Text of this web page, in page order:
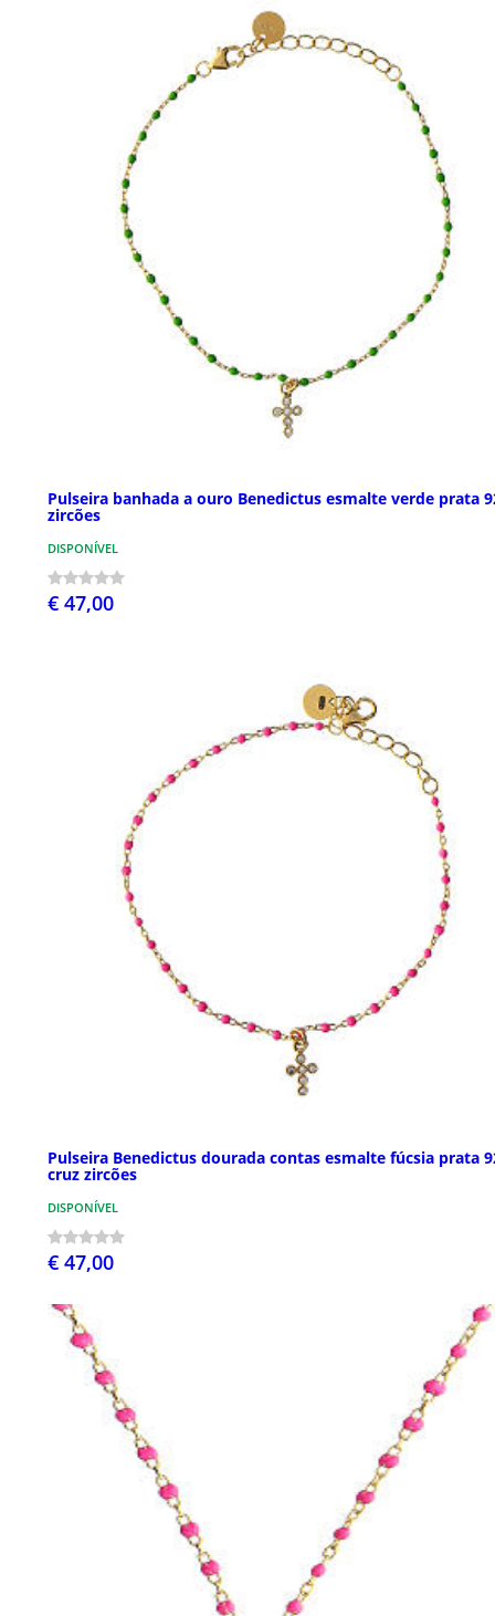
Pulseira banhada a ouro Benedictus esmalte verde prata
zircões
DISPONÍVEL
€ 47,00
Pulseira Benedictus dourada contas esmalte fúcsia prata
cruz zircões
DISPONÍVEL
€ 47,00